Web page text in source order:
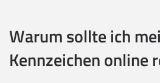
Warum sollte ich
Kennzeichen online